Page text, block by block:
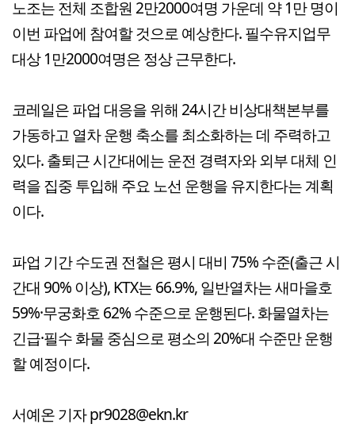
노조는 전체 조합원 2만2000여명 가운데 약 1만 명이
이번 파업에 참여할 것으로 예상한다. 필수유지업무
대상 1만2000여명은 정상 근무한다.
코레일은 파업 대응을 위해 24시간 비상대책본부를
가동하고 열차 운행 축소를 최소화하는 데 주력하고
있다. 출퇴근 시간대에는 운전 경력자와 외부 대체 인
력을 집중 투입해 주요 노선 운행을 유지한다는 계획
이다.
파업 기간 수도권 전철은 평시 대비 75% 수준(출근 시
간대 90% 이상), KTX는 66.9%, 일반열차는 새마을호
59%·무궁화호 62% 수준으로 운행된다. 화물열차는
긴급·필수 화물 중심으로 평소의 20%대 수준만 운행
할 예정이다.
서예온 기자 pr9028@ekn.kr